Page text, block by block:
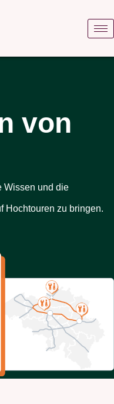
von
Wissen und die
Hochtouren zu bringen.